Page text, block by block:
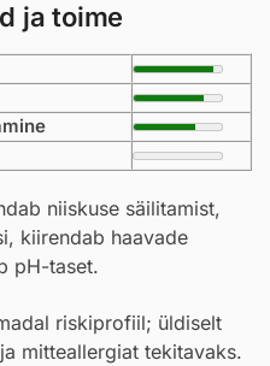
ja toime
niiskuse säilitamist,
kiirendab haavade
pH-taset.
riskiprofiil; üldiselt
mitteallergiat tekitavaks.